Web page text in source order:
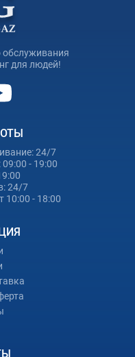
обслуживания
для людей!
24/7
- 19:00
24/7
10:00 - 18:00